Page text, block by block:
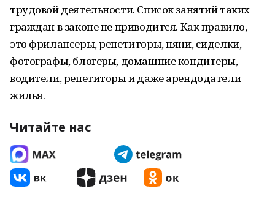
трудовой деятельности. Список занятий таких
граждан в законе не приводится. Как правило,
это фрилансеры, репетиторы, няни, сиделки,
фотографы, блогеры, домашние кондитеры,
водители, репетиторы и даже арендодатели
жилья.
Читайте нас